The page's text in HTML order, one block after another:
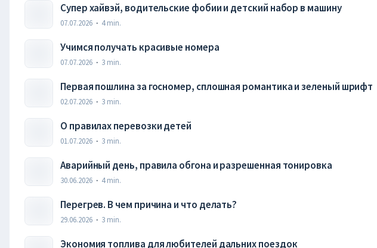
Супер хайвэй, водительские фобии и детский набор в машину
07.07.2026 · 4 min.
Учимся получать красивые номера
07.07.2026 · 3 min.
Первая пошлина за госномер, сплошная романтика и зеленый шрифт
02.07.2026 · 3 min.
О правилах перевозки детей
01.07.2026 · 3 min.
Аварийный день, правила обгона и разрешенная тонировка
30.06.2026 · 4 min.
Перегрев. В чем причина и что делать?
29.06.2026 · 3 min.
Экономия топлива для любителей дальних поездок